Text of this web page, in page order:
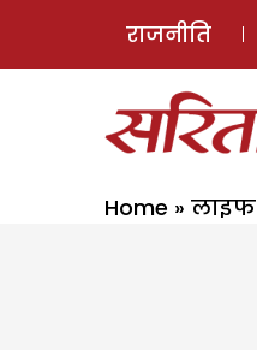
राजनीति
Home » लाइफ